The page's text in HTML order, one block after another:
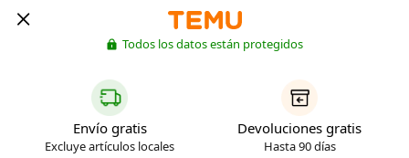
Todos los datos están protegidos
Envío gratis
Excluye artículos locales
Devoluciones gratis
Hasta 90 días